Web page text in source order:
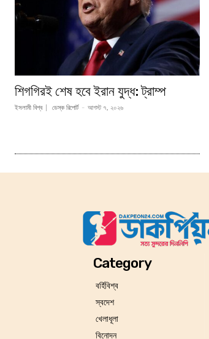
শিগগিরই শেষ হবে ইরান যুদ্ধ: ট্রাম্প
ইসলামী বিশ্ব ডেস্ক রিপোর্ট - আগস্ট ৭, ২০২৬
Category
বর্হিবিশ্ব
স্বদেশ
খেলাধূলা
বিনোদন